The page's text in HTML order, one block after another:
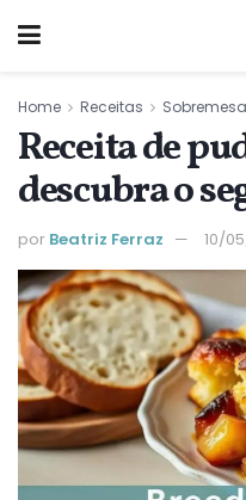
Home Receitas
Receita de
descubra o
textura
por Beatriz Ferraz 10/